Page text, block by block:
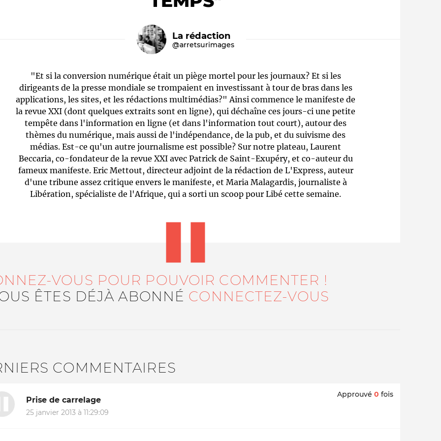
Le médiateur L'équipe Qui sommes-nous ?
La rédaction
@arretsurimages
"Et si la conversion numérique était un piège mortel pour les journaux? Et si les
dirigeants de la presse mondiale se trompaient en investissant à tour de bras dans les
applications, les sites, et les rédactions multimédias?" Ainsi commence le manifeste de
la revue XXI (dont quelques extraits sont en ligne), qui déchaîne ces jours-ci une petite
tempête dans l'information en ligne (et dans l'information tout court), autour des
thèmes du numérique, mais aussi de l'indépendance, de la pub, et du suivisme des
médias. Est-ce qu'un autre journalisme est possible? Sur notre plateau, Laurent
Beccaria, co-fondateur de la revue XXI avec Patrick de Saint-Exupéry, et co-auteur du
fameux manifeste. Eric Mettout, directeur adjoint de la rédaction de L'Express, auteur
d'une tribune assez critique envers le manifeste, et Maria Malagardis, journaliste à
Libération, spécialiste de l'Afrique, qui a sorti un scoop pour Libé cette semaine.
VOUS POUR POUVOIR COMMENTER !
ÊTES DÉJÀ ABONNÉ CONNECTEZ-VOUS
COMMENTAIRES
Prise de carrelage
25 janvier 2013 à 11:29:09
Approuvé 0 fois